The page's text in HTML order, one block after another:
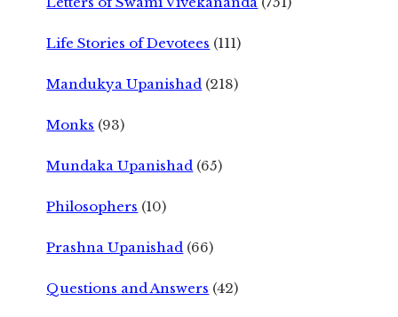
Life Stories of Devotees (111)
Mandukya Upanishad (218)
Monks (93)
Mundaka Upanishad (65)
Philosophers (10)
Prashna Upanishad (66)
Questions and Answers (42)